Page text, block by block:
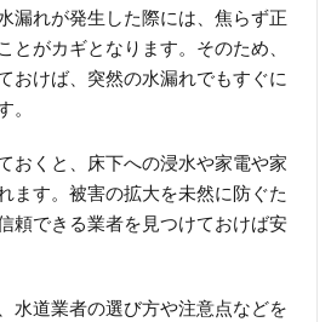
漏れが発生した際には、焦らず正
とがカギとなります。そのため、
おけば、突然の水漏れでもすぐに
。
おくと、床下への浸水や家電や家
ます。被害の拡大を未然に防ぐた
頼できる業者を見つけておけば安
水道業者の選び方や注意点などを